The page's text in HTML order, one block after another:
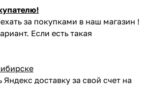
за покупками в наш магазин !
Если есть такая
Яндекс доставку за свой счет на